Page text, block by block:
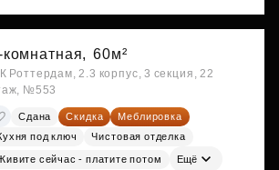
комнатная, 60м²
Роттердам, 2.3 корпус, 3 секция, 22
№553
Сдана Скидка
Меблировка
под ключ
Чистовая отделка
сейчас - платите потом Ещё